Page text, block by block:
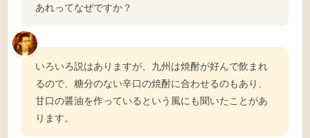
あれってなぜですか？
いろいろ説はありますが、九州は焼酎が好んで飲まれ
るので、糖分のない辛口の焼酎に合わせるのもあり、
甘口の醤油を作っているという風にも聞いたことがあ
ります。